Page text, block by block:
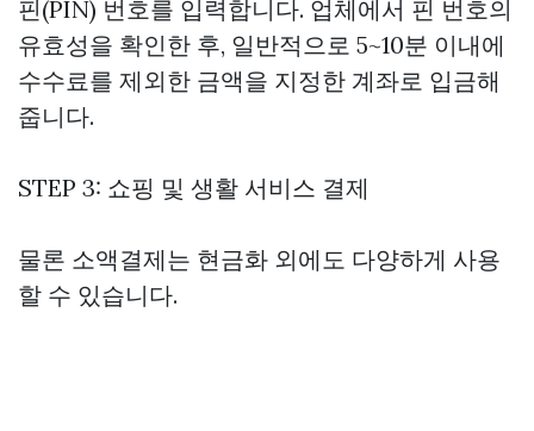
핀(PIN) 번호를 입력합니다. 업체에서 핀 번호의
유효성을 확인한 후, 일반적으로 5~10분 이내에
수수료를 제외한 금액을 지정한 계좌로 입금해
줍니다.
STEP 3: 쇼핑 및 생활 서비스 결제
물론 소액결제는 현금화 외에도 다양하게 사용
할 수 있습니다.